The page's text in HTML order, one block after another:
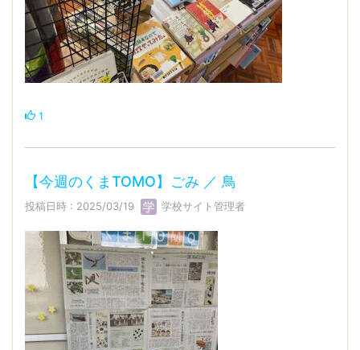
1
【今週のくまTOMO】ごみ ／ 鳥
投稿日時 : 2025/03/19 学校サイト管理者